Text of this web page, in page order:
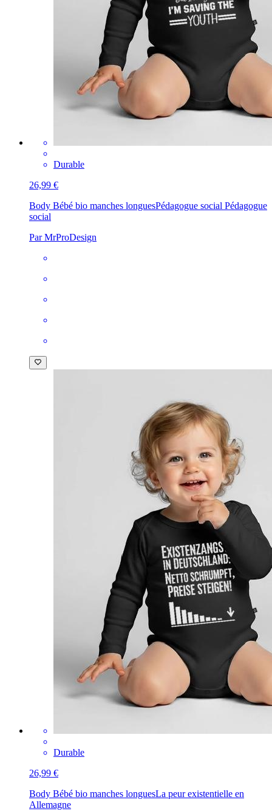
Durable
26,99 €
Body Bébé bio manches longuesPédagogue social Pédagogue
social
Par MrProDesign
Durable
26,99 €
Body Bébé bio manches longuesLa peur existentielle en
Allemagne